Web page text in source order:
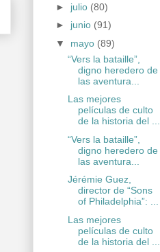
► julio (80)
► junio (91)
▼ mayo (89)
“Vers la bataille”,
digno heredero de
las aventura...
Las mejores
películas de culto
de la historia del ...
“Vers la bataille”,
digno heredero de
las aventura...
Jérémie Guez,
director de “Sons
of Philadelphia”: ...
Las mejores
películas de culto
de la historia del ...